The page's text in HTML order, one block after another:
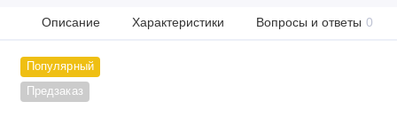
Описание Характеристики Вопросы и ответы 0
Популярный
Предзаказ